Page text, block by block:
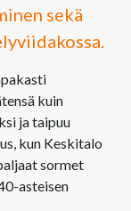
sekä
kuin
ja taipuu
kun Keskitalo
sormet
asteisen